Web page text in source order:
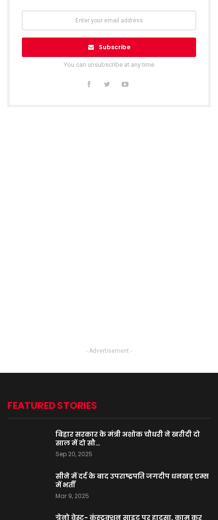
Subscribe
You can unsubscribe at any time
- Advertisement -
FEATURED STORIES
बिहार सरकार के मंत्री अशोक चौधरी ने खरीदी दो
साल में दो सौ…
Sep 20, 2025
सीने में दर्द के बाद उपराष्ट्रपति जगदीप धनखड़ एम्स
में भर्ती
Mar 9, 2025
ग्रेनो वेस्ट- कंस्ट्रक्शन साइट पर हादसा, काम कर